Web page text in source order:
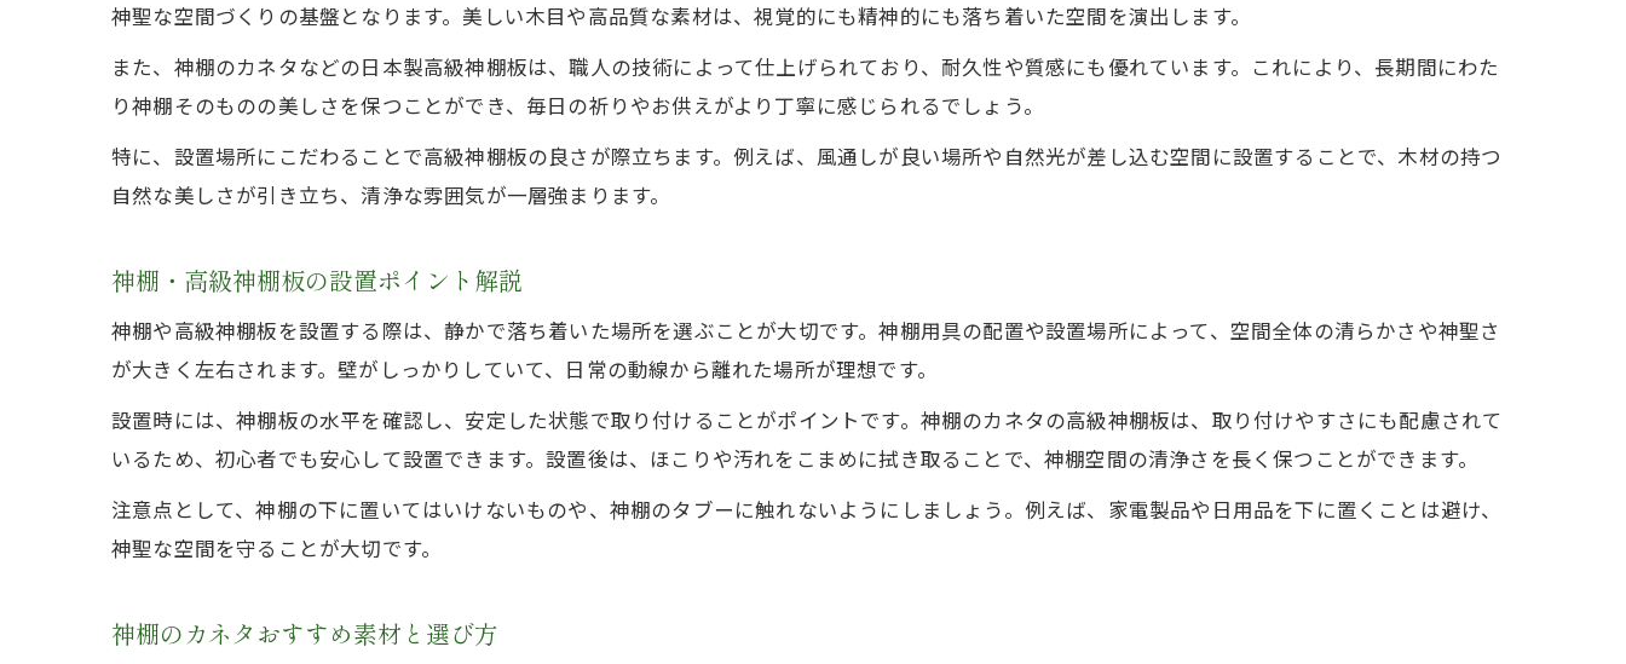
神聖な空間づくりの基盤となります。美しい木目や高品質な素材は、視覚的にも精神的にも落ち着いた空間を演出します。
また、神棚のカネタなどの日本製高級神棚板は、職人の技術によって仕上げられており、耐久性や質感にも優れています。これにより、長期間にわた
り神棚そのものの美しさを保つことができ、毎日の祈りやお供えがより丁寧に感じられるでしょう。
特に、設置場所にこだわることで高級神棚板の良さが際立ちます。例えば、風通しが良い場所や自然光が差し込む空間に設置することで、木材の持つ
自然な美しさが引き立ち、清浄な雰囲気が一層強まります。
神棚・高級神棚板の設置ポイント解説
神棚や高級神棚板を設置する際は、静かで落ち着いた場所を選ぶことが大切です。神棚用具の配置や設置場所によって、空間全体の清らかさや神聖さ
が大きく左右されます。壁がしっかりしていて、日常の動線から離れた場所が理想です。
設置時には、神棚板の水平を確認し、安定した状態で取り付けることがポイントです。神棚のカネタの高級神棚板は、取り付けやすさにも配慮されて
いるため、初心者でも安心して設置できます。設置後は、ほこりや汚れをこまめに拭き取ることで、神棚空間の清浄さを長く保つことができます。
注意点として、神棚の下に置いてはいけないものや、神棚のタブーに触れないようにしましょう。例えば、家電製品や日用品を下に置くことは避け、
神聖な空間を守ることが大切です。
神棚のカネタおすすめ素材と選び方